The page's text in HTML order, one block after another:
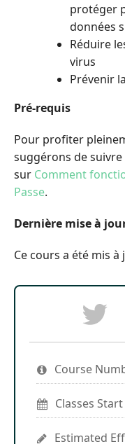
protéger
données
Réduire
virus
Prévenir
Pré-requis
Pour profiter
suggérons de
sur Comment
Passe.
Dernière mise à
Ce cours a été mis à
in
Course
Classes Start
Estimated